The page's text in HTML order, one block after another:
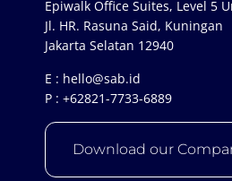
Epiwalk Office Suites, Level 5
Jl. HR. Rasuna Said, Kuningan
Jakarta Selatan 12940
E : hello@sab.id
P : +62821-7733-6889
Download our